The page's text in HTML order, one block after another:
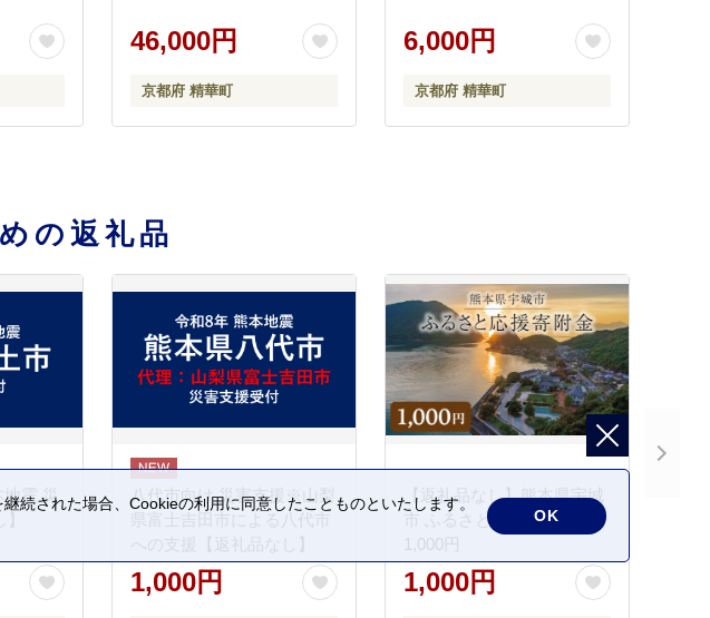
46,000円
京都府 精華町
6,000円
京都府 精華町
の返礼品
震 災
八代市向け 災害支援※山梨
県富士吉田市による八代市
への支援【返礼品なし】
1,000円
【返礼品なし】熊本県宇城
市 ふるさと応援寄附金
1,000円
1,000円
続された場合、Cookieの利用に同意したことものといたします。
OK